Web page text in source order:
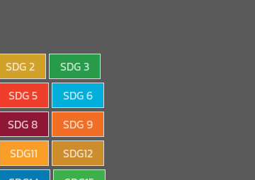
SDG 2
SDG 3
SDG 5
SDG 6
SDG 8
SDG 9
SDG11
SDG12